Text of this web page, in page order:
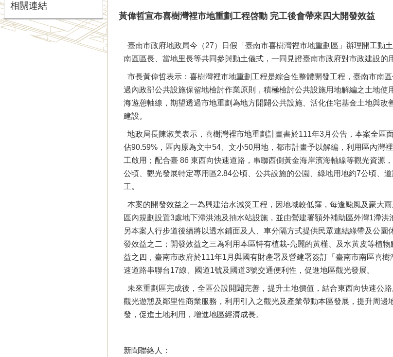
相關連結
黃偉哲宣布喜樹灣裡市地重劃工程啓動 完工後會帶來四大開發效益
臺南市政府地政局今（27）日假「臺南市喜樹灣裡市地重劃區」辦理開工動
南區區長、當地里長等共同參與動土儀式，一同見證臺南市政府對市政建設
市長黃偉哲表示：喜樹灣裡市地重劃工程是綜合性整體開發工程，臺南市南
過內政部公共設施保留地檢討作業原則，積極檢討公共設施用地解編之土地
海遊憩軸線，期望透過市地重劃為地方開闢公共設施、活化住宅基金土地與
建設。
地政局長陳淑美表示，喜樹灣裡市地重劃計畫書於111年3月公告，本案全
佔90.59%，區內原為文中54、文小50用地，都市計畫予以解編，利用區內灣
工啟用；配合臺 86 東西向快速道路，串聯西側黃金海岸濱海軸線等觀光資源
公頃、觀光發展特定專用區2.84公頃、公共設施的公園、綠地用地約7公頃、
工。
本案的開發效益之一為興建治水減災工程，因地域較低窪，每逢颱風及豪大
區內規劃設置3處地下滯洪池及抽水站設施，並由營建署額外補助區外灣1滯
另本案人行步道後續將以透水鋪面及人、車分隔方式提供民眾連結綠帶及公
發效益之二；開發效益之三為利用本區特有植栽-亮麗的黃槿、及水黃皮等植
益之四，臺南市政府於111年1月與國有財產署及營建署簽訂「臺南市南區喜
速道路串聯台17線、國道1號及國道3號交通便利性，促進地區觀光發展。
未來重劃區完成後，全區公設開闢完善，提升土地價值，結合東西向快速公
觀光遊憩及鄰里性商業服務，利用引入之觀光及產業帶動本區發展，提升周
發，促進土地利用，增進地區經濟成長。
新聞聯絡人：